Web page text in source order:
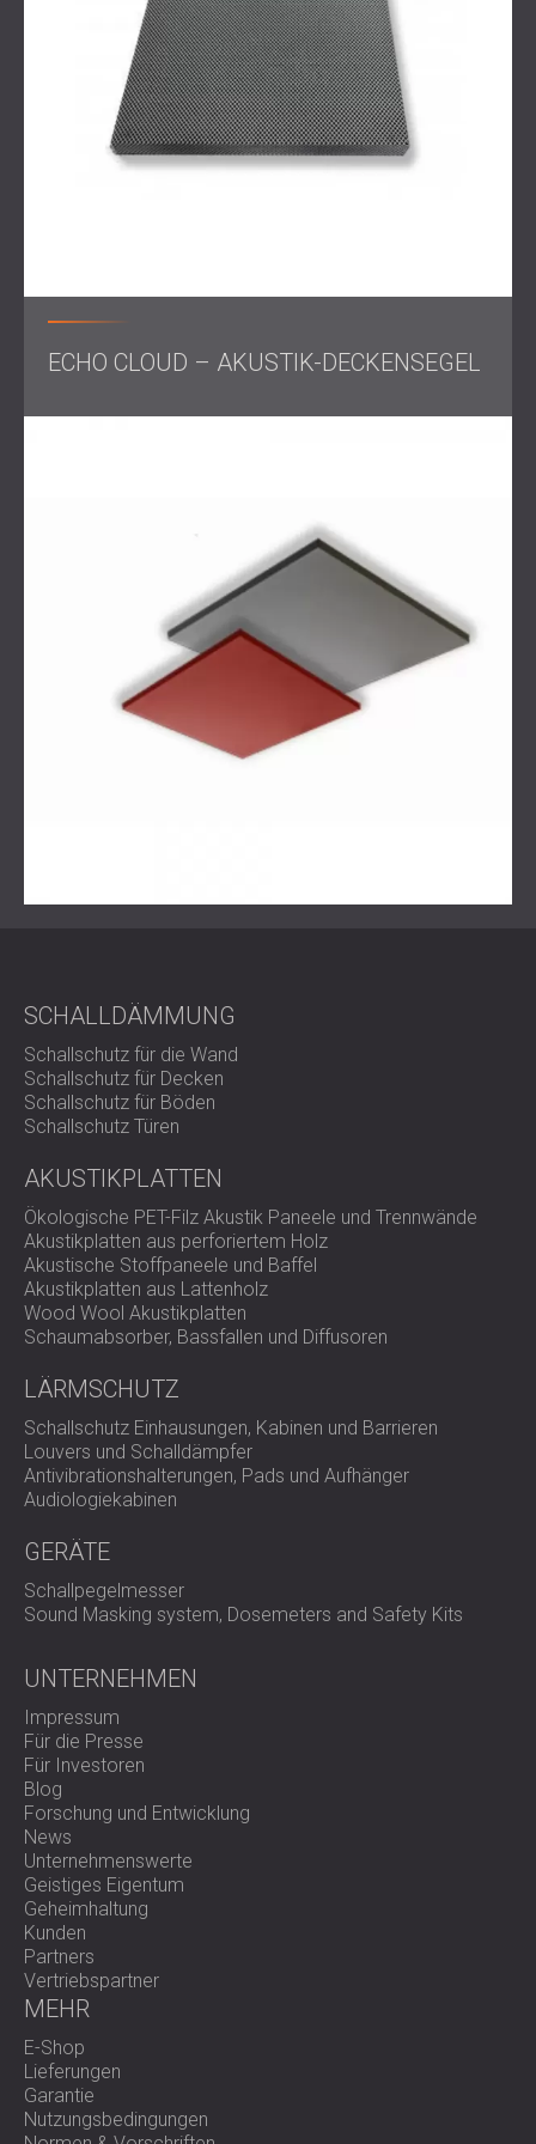
Schatten“ zu erzeugen – Zonen mit reduzierter
Schallenergie, die eine bessere Konzentration
ermöglichen. Diese Schirme dienten zudem als
optische Abgrenzung und erhöhten dezent die
Privatsphäre der Mitarbeiter. Die Schirme wurden in
Farbe und Form individuell an die Inneneinrichtung
angepasst und vereinen Funktion und Form.
Ermüdung reduzierte. Die Mitarbeiter konnten sich deutlich
besser konzentrieren. Durch die kombinierte
Akustikgestaltung an Decken und Schreibtischen entstand
ein akustisch effizienter und optisch einheitlicher
Ästhetik Hand in Hand gehen.
Da immer mehr Unternehmen auf offene Raumgestaltung
setzen, wird eine intelligente, vielschichtige
Akustikgestaltung unerlässlich. Echos und
Sprachstörungen können die Produktivität beeinträchtigen.
Durch die gezielte Ansprache spezifischer
Frequenzbereiche und die Integration akustischer
Elemente in die visuelle Gestaltung eines Raumes
DECIBEL nicht nur Schallkontrolle, sondern auch ein
verbessertes Arbeitserlebnis.
ECHO CLOUD – AKUSTIK-DECKENSEGEL
SCHALLDÄMMUNG
Schallschutz für die Wand
Schallschutz für Decken
Schallschutz für Böden
Schallschutz Türen
AKUSTIKPLATTEN
Ökologische PET-Filz Akustik Paneele und Trennwände
Akustikplatten aus perforiertem Holz
Akustische Stoffpaneele und Baffel
Akustikplatten aus Lattenholz
Wood Wool Akustikplatten
Schaumabsorber, Bassfallen und Diffusoren
LÄRMSCHUTZ
Schallschutz Einhausungen, Kabinen und Barrieren
Louvers und Schalldämpfer
Antivibrationshalterungen, Pads und Aufhänger
Audiologiekabinen
GERÄTE
Schallpegelmesser
Sound Masking system, Dosemeters and Safety Kits
UNTERNEHMEN
Impressum
Für die Presse
Für Investoren
Blog
Forschung und Entwicklung
News
Unternehmenswerte
Geistiges Eigentum
Geheimhaltung
Kunden
Partners
Vertriebspartner
MEHR
E-Shop
Lieferungen
Garantie
Nutzungsbedingungen